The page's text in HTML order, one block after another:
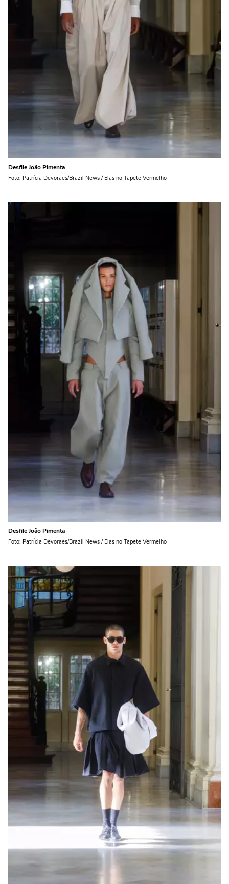
Desfile João Pimenta
Foto: Patrícia Devoraes/Brazil News / Elas no Tapete Vermelho
Desfile João Pimenta
Foto: Patrícia Devoraes/Brazil News / Elas no Tapete Vermelho